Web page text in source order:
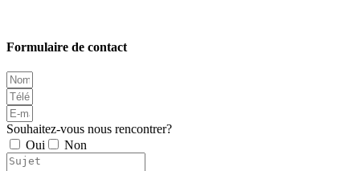
Formulaire de contact
Souhaitez-vous nous rencontrer?
Oui
Non